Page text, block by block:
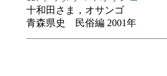
十和田さま，オサンゴ
青森県史 民俗編 2001年